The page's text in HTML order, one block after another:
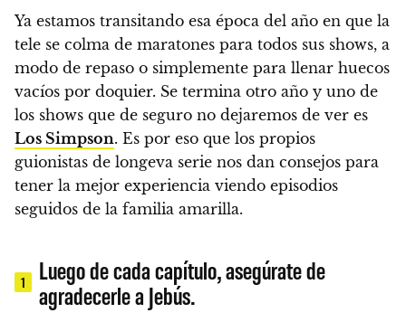
Ya estamos transitando esa época del año en que la
tele se colma de maratones para todos sus shows, a
modo de repaso o simplemente para llenar huecos
vacíos por doquier. Se termina otro año y uno de
los shows que de seguro no dejaremos de ver es
Los Simpson. Es por eso que los propios
guionistas de longeva serie nos dan consejos para
tener la mejor experiencia viendo episodios
seguidos de la familia amarilla.
1
Luego de cada capítulo, asegúrate de
agradecerle a Jebús.